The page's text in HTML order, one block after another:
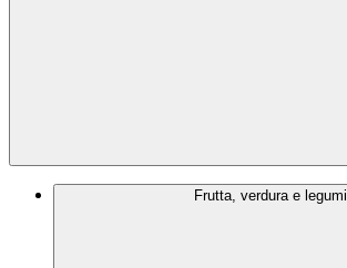
Frutta, verdura e legumi